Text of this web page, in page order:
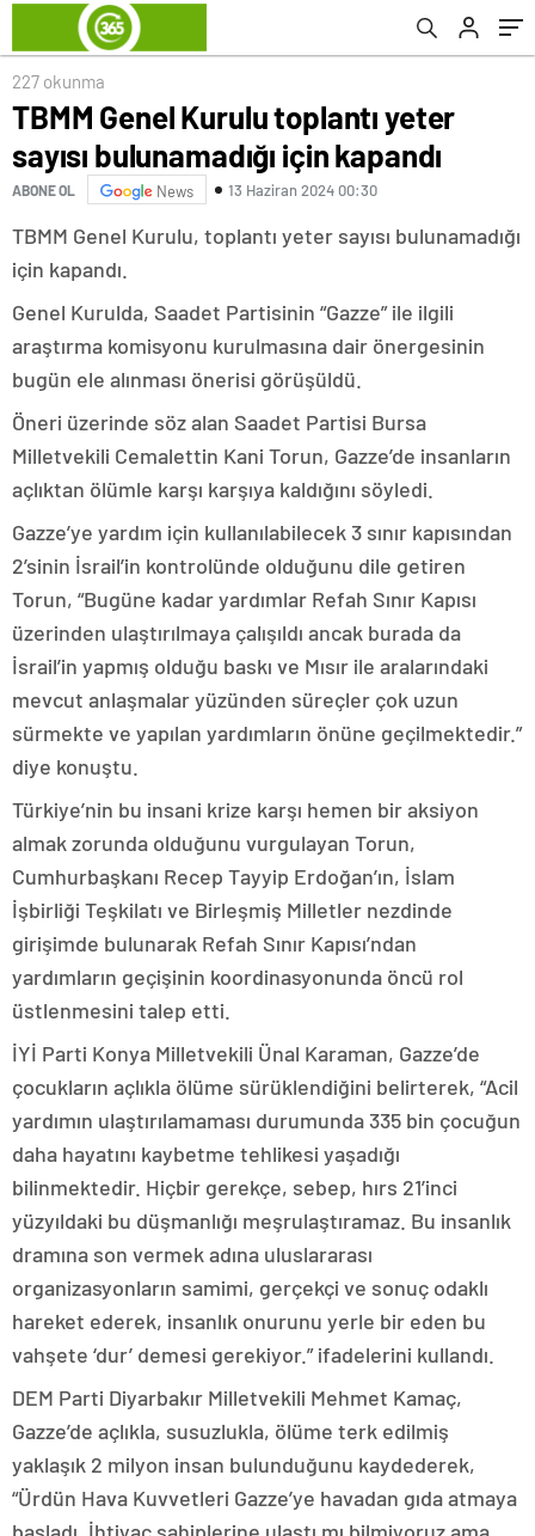
227 okunma
TBMM Genel Kurulu toplantı yeter
sayısı bulunamadığı için kapandı
ABONE OL News 13 Haziran 2024 00:30
TBMM Genel Kurulu, toplantı yeter sayısı bulunamadığı
için kapandı.
Genel Kurulda, Saadet Partisinin “Gazze” ile ilgili
araştırma komisyonu kurulmasına dair önergesinin
bugün ele alınması önerisi görüşüldü.
Öneri üzerinde söz alan Saadet Partisi Bursa
Milletvekili Cemalettin Kani Torun, Gazze’de insanların
açlıktan ölümle karşı karşıya kaldığını söyledi.
Gazze’ye yardım için kullanılabilecek 3 sınır kapısından
2’sinin İsrail’in kontrolünde olduğunu dile getiren
Torun, “Bugüne kadar yardımlar Refah Sınır Kapısı
üzerinden ulaştırılmaya çalışıldı ancak burada da
İsrail’in yapmış olduğu baskı ve Mısır ile aralarındaki
mevcut anlaşmalar yüzünden süreçler çok uzun
sürmekte ve yapılan yardımların önüne geçilmektedir.”
diye konuştu.
Türkiye’nin bu insani krize karşı hemen bir aksiyon
almak zorunda olduğunu vurgulayan Torun,
Cumhurbaşkanı Recep Tayyip Erdoğan’ın, İslam
İşbirliği Teşkilatı ve Birleşmiş Milletler nezdinde
girişimde bulunarak Refah Sınır Kapısı’ndan
yardımların geçişinin koordinasyonunda öncü rol
üstlenmesini talep etti.
İYİ Parti Konya Milletvekili Ünal Karaman, Gazze’de
çocukların açlıkla ölüme sürüklendiğini belirterek, “Acil
yardımın ulaştırılamaması durumunda 335 bin çocuğun
daha hayatını kaybetme tehlikesi yaşadığı
bilinmektedir. Hiçbir gerekçe, sebep, hırs 21’inci
yüzyıldaki bu düşmanlığı meşrulaştıramaz. Bu insanlık
dramına son vermek adına uluslararası
organizasyonların samimi, gerçekçi ve sonuç odaklı
hareket ederek, insanlık onurunu yerle bir eden bu
vahşete ‘dur’ demesi gerekiyor.” ifadelerini kullandı.
DEM Parti Diyarbakır Milletvekili Mehmet Kamaç,
Gazze’de açlıkla, susuzlukla, ölüme terk edilmiş
yaklaşık 2 milyon insan bulunduğunu kaydederek,
“Ürdün Hava Kuvvetleri Gazze’ye havadan gıda atmaya